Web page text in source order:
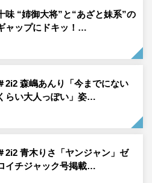
として結成されるも、メンバ
支配され人々がまるでアンド
の瞬間だけは“人間”らしくあ
のもとに活動している＃2i2。
味 “姉御大将”と“あざと妹系”の
ャップにドキッ！…
2i2 森嶋あんり「今までにない
らい大人っぽい」姿…
2i2 青木りさ「ヤンジャン」ゼ
イチジャック号掲載…